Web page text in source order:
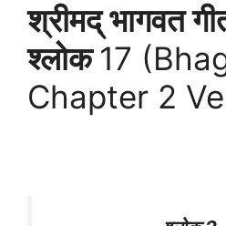
श्रीमद् भागवत
श्लोक17
Chapter 2